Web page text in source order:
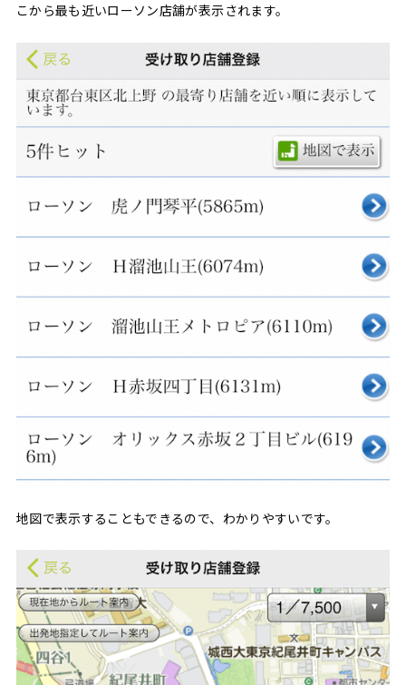
こから最も近いローソン店舗が表示されます。
地図で表示することもできるので、わかりやすいです。